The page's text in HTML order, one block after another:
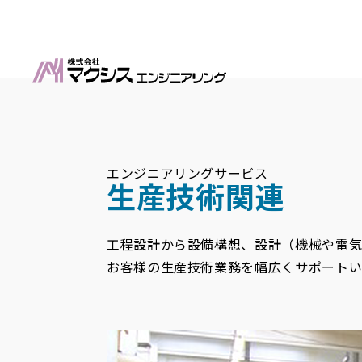
エンジニアリングサービス
生産技術関連
工程設計から設備構想、設計（機械や電
お客様の生産技術業務を幅広くサポート